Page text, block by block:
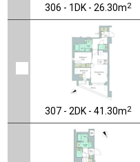
306 - 1DK - 26.30m2
307 - 2DK - 41.30m2